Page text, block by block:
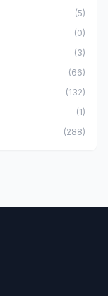
(5)
(0)
(3)
(66)
(132)
(1)
(288)